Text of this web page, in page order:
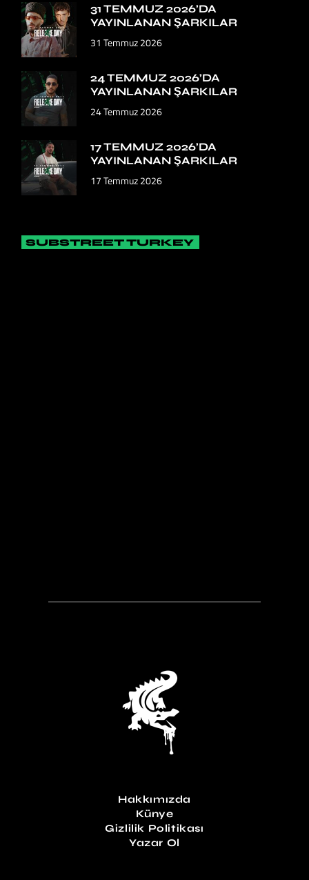
31 TEMMUZ 2026’DA
YAYINLANAN ŞARKILAR
31 Temmuz 2026
24 TEMMUZ 2026’DA
YAYINLANAN ŞARKILAR
24 Temmuz 2026
17 TEMMUZ 2026’DA
YAYINLANAN ŞARKILAR
17 Temmuz 2026
SUBSTREET TURKEY
Hakkımızda
Künye
Gizlilik Politikası
Yazar Ol